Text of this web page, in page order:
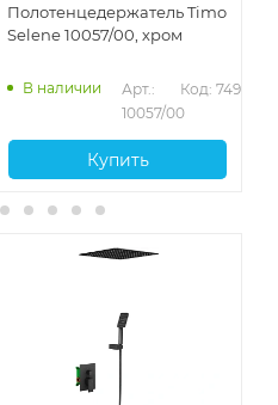
Полотенцедержатель Timo
Selene 10057/00, хром
В наличии
Арт.:
10057/00
Код: 74938
Купить